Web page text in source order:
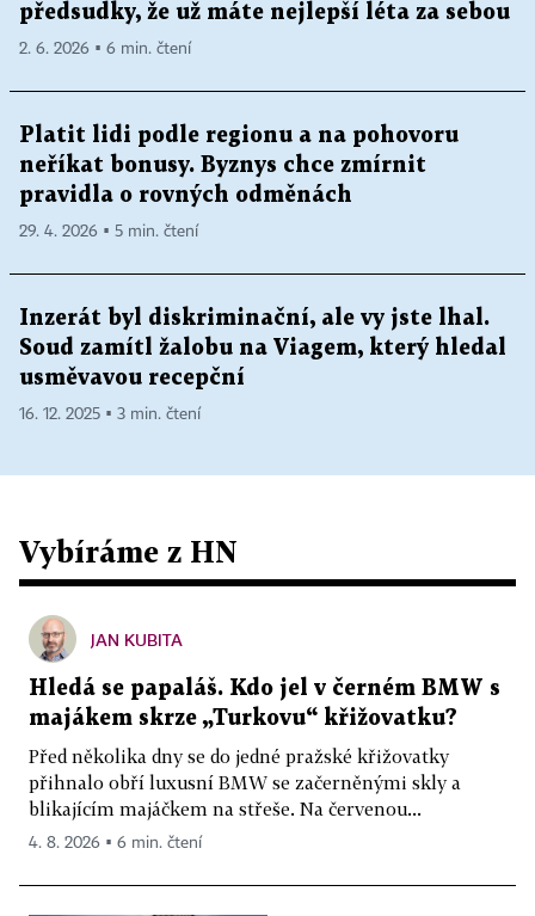
předsudky, že už máte nejlepší léta za sebou
2. 6. 2026 ▪ 6 min. čtení
Platit lidi podle regionu a na pohovoru
neříkat bonusy. Byznys chce zmírnit
pravidla o rovných odměnách
29. 4. 2026 ▪ 5 min. čtení
Inzerát byl diskriminační, ale vy jste lhal.
Soud zamítl žalobu na Viagem, který hledal
usměvavou recepční
16. 12. 2025 ▪ 3 min. čtení
Vybíráme z HN
JAN KUBITA
Hledá se papaláš. Kdo jel v černém BMW s
majákem skrze „Turkovu“ křižovatku?
Před několika dny se do jedné pražské křižovatky
přihnalo obří luxusní BMW se začerněnými skly a
blikajícím majáčkem na střeše. Na červenou...
4. 8. 2026 ▪ 6 min. čtení